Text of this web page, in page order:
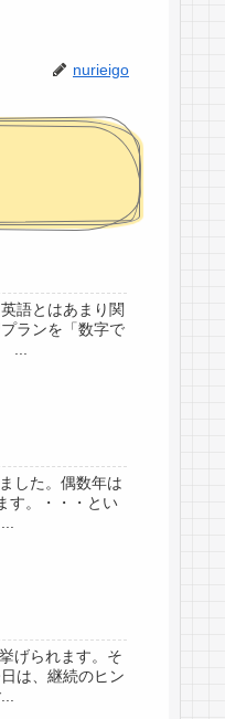
nurieigo
語とはあまり関
ランを「数字で
...
した。偶数年は
す。・・・とい
げられます。そ
は、継続のヒン